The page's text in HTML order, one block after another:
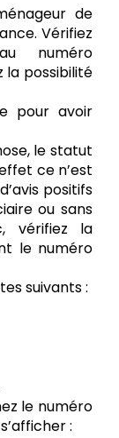
de
Vérifiez
numéro
la possibilité
pour avoir
le statut
ce n’est
positifs
ou sans
vérifiez la
le numéro
suivants :
le numéro
: